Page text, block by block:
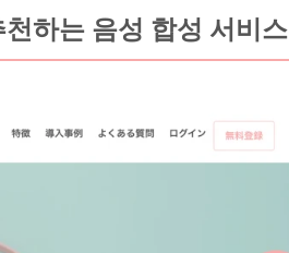
천하는 음성 합성 서비스